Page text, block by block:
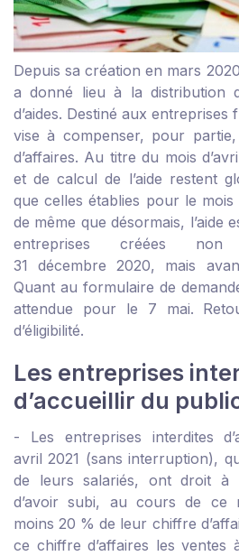
Depuis sa création en mars
a donné lieu à la distribution
d’aides. Destiné aux
vise à compenser, pour
d’affaires. Au titre du mois
et de calcul de l’aide restent
que celles établies pour le
de même que désormais, l’aide
entreprises créées
31 décembre 2020, mais
Quant au formulaire de
attendue pour le 7 mai.
d’éligibilité.
Les entreprises
d’accueillir du
- Les entreprises interdites
avril 2021 (sans interruption),
de leurs salariés, ont droit à
d’avoir subi, au cours de ce
moins 20 % de leur chiffre
ce chiffre d’affaires les ventes